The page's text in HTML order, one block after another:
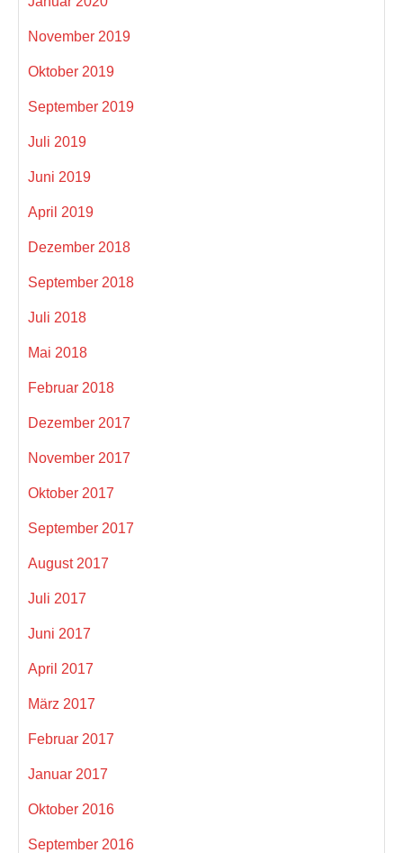
November 2019
Oktober 2019
September 2019
Juli 2019
Juni 2019
April 2019
Dezember 2018
September 2018
Juli 2018
Mai 2018
Februar 2018
Dezember 2017
November 2017
Oktober 2017
September 2017
August 2017
Juli 2017
Juni 2017
April 2017
März 2017
Februar 2017
Januar 2017
Oktober 2016
September 2016